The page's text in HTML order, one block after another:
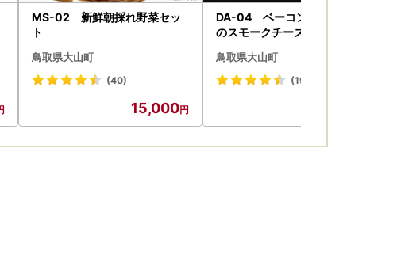
MS-02 新鮮朝採れ野菜セッ
ト
鳥取県大山町
(40)
15,000
DA-04 ベーコン屋のオヤジ
のスモークチーズ(約450g)
鳥取県大山町
(19)